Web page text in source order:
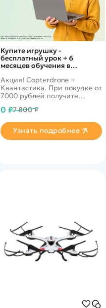
Купите игрушку -
бесплатный урок + 6
месяцев обучения в
Акция! Copterdrone +
Квантастика. При покупке от
7000 рублей получите
нашего партнера
0 ₽7 800 ₽
Узнать подробнее